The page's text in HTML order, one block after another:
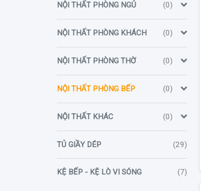
NỘI THẤT PHÒNG NGỦ (0)
NỘI THẤT PHÒNG KHÁCH (0)
NỘI THẤT PHÒNG THỜ (0)
NỘI THẤT PHÒNG BẾP (0)
NỘI THẤT KHÁC (0)
TỦ GIẦY DÉP (29)
KỆ BẾP - KỆ LÒ VI SÓNG (7)